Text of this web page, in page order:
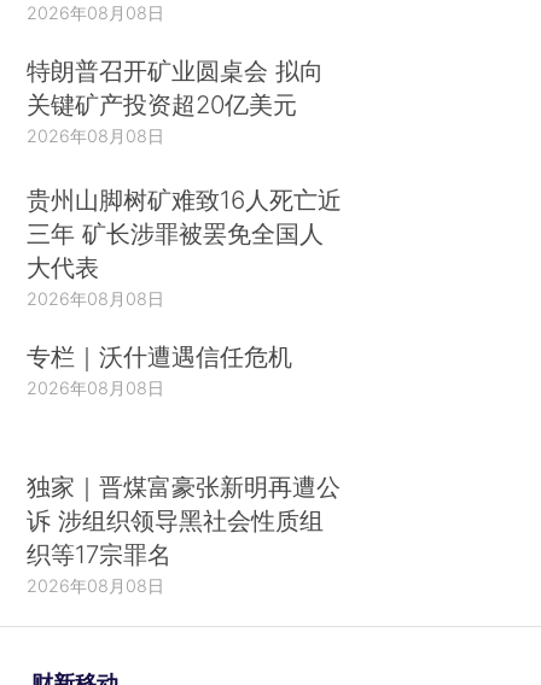
2026年08月08日
特朗普召开矿业圆桌会 拟向
关键矿产投资超20亿美元
2026年08月08日
贵州山脚树矿难致16人死亡近
三年 矿长涉罪被罢免全国人
大代表
2026年08月08日
专栏｜沃什遭遇信任危机
2026年08月08日
独家｜晋煤富豪张新明再遭公
诉 涉组织领导黑社会性质组
织等17宗罪名
2026年08月08日